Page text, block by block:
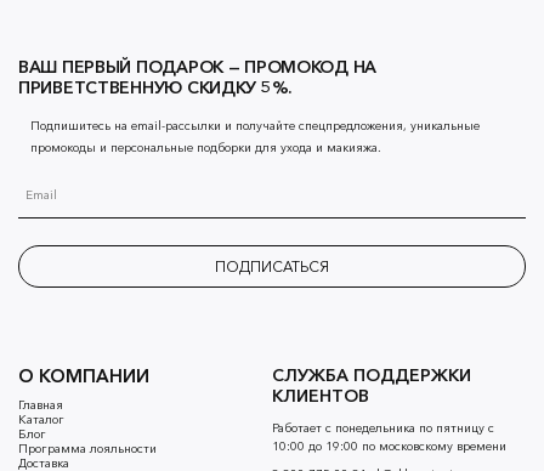
О КОМПАНИИ
Главная
Каталог
Блог
Программа лояльности
Доставка
СЛУЖБА ПОДДЕРЖКИ
КЛИЕНТОВ
Работает с понедельника по пятницу с
10:00 до 19:00 по московскому времени
ВАШ ПЕРВЫЙ ПОДАРОК — ПРОМОКОД НА
ПРИВЕТСТВЕННУЮ СКИДКУ 5%.
Подпишитесь на email-рассылки и получайте спецпредложения, уникальные
промокоды и персональные подборки для ухода и макияжа.
ПОДПИСАТЬСЯ